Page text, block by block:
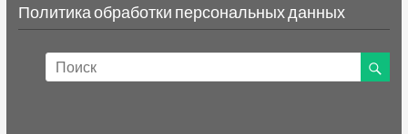
Политика обработки персональных данных